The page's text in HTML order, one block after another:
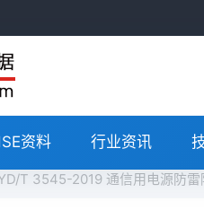
资料 行业资讯
T 3545-2019 通信用电源防